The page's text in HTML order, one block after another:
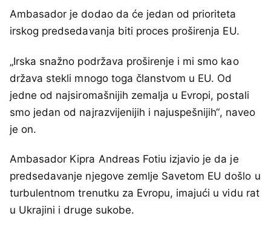
Ambasador je dodao da će jedan od prioriteta
irskog predsedavanja biti proces proširenja EU.
„Irska snažno podržava proširenje i mi smo kao
država stekli mnogo toga članstvom u EU. Od
jedne od najsiromašnijih zemalja u Evropi, postali
smo jedan od najrazvijenijih i najuspešnijih“, naveo
je on.
Ambasador Kipra Andreas Fotiu izjavio je da je
predsedavanje njegove zemlje Savetom EU došlo u
turbulentnom trenutku za Evropu, imajući u vidu rat
u Ukrajini i druge sukobe.